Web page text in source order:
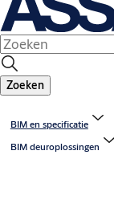
Zoeken
BIM en specificatie
BIM deuroplossingen